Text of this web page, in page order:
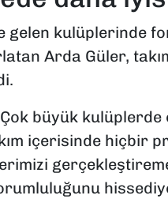
gelen kulüplerinde
Arda Güler,
büyük kulüplerde
içerisinde hiçbir